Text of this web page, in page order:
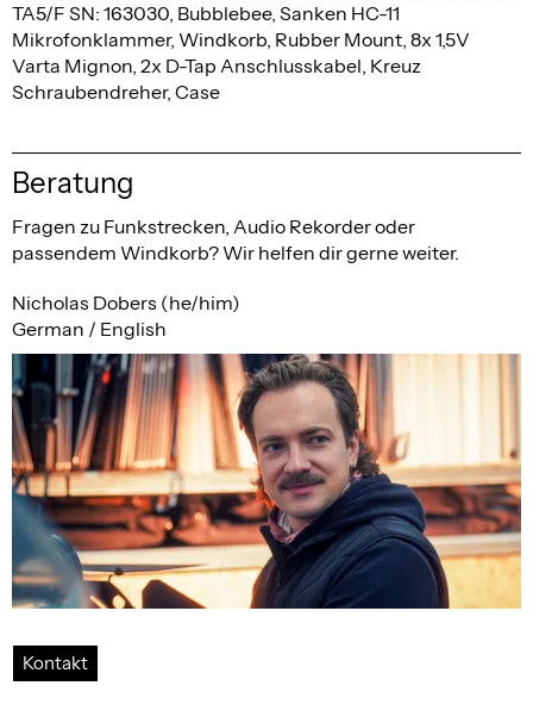
TA5/F SN: 163030, Bubblebee, Sanken HC-11
Mikrofonklammer, Windkorb, Rubber Mount, 8x 1,5V
Varta Mignon, 2x D-Tap Anschlusskabel, Kreuz
Schraubendreher, Case
Beratung
Fragen zu Funkstrecken, Audio Rekorder oder
passendem Windkorb? Wir helfen dir gerne weiter.
Nicholas Dobers (he/him)
German / English
Kontakt